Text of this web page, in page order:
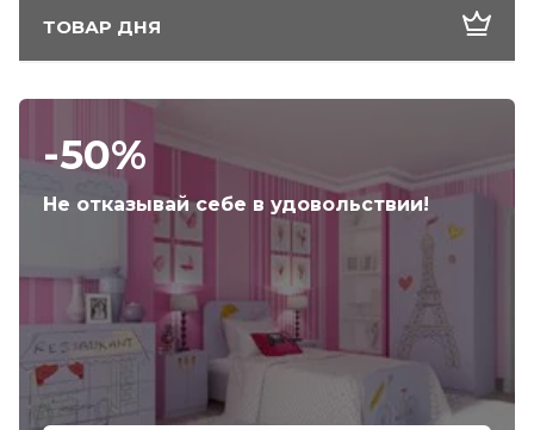
ТОВАР ДНЯ
-50%
Не отказывай себе в удовольствии!